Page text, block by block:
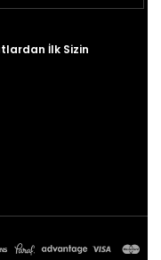
İlk Sizin